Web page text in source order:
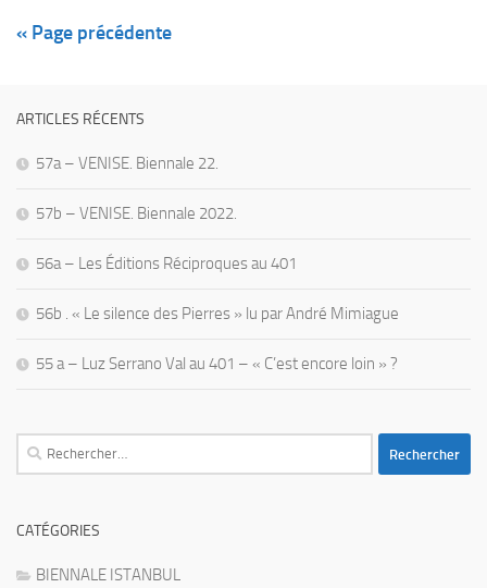
« Page précédente
ARTICLES RÉCENTS
57a – VENISE. Biennale 22.
57b – VENISE. Biennale 2022.
56a – Les Éditions Réciproques au 401
56b . « Le silence des Pierres » lu par André Mimiague
55 a – Luz Serrano Val au 401 – « C’est encore loin » ?
Rechercher :
CATÉGORIES
BIENNALE ISTANBUL